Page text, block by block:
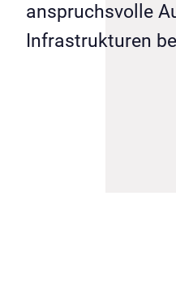
anspruchsvolle
Infrastrukturen